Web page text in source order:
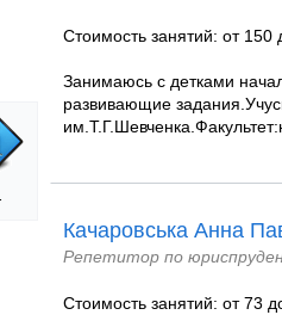
Стоимость занятий: от 150
Занимаюсь с детками
развивающие
Качаровська Анна
Репетитор по
Стоимость занятий: от 73